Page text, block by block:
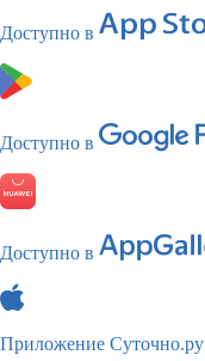
Доступно в
Доступно в
Доступно в
Приложение Суточно.ру